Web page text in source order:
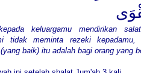
keluargamu mendirikan
tidak meminta rezeki
baik) itu adalah bagi orang yang